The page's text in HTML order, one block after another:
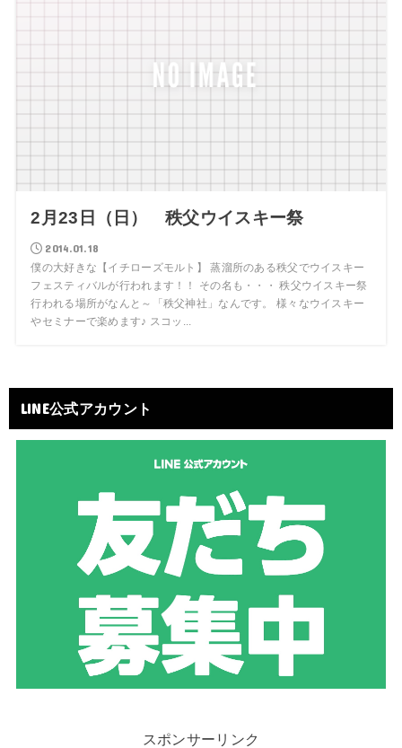
2月23日（日） 秩父ウイスキー祭
2014.01.18
僕の大好きな【イチローズモルト】 蒸溜所のある秩父でウイスキー
フェスティバルが行われます！！ その名も・・・ 秩父ウイスキー祭
行われる場所がなんと～「秩父神社」なんです。 様々なウイスキー
やセミナーで楽めます♪ スコッ...
LINE公式アカウント
スポンサーリンク